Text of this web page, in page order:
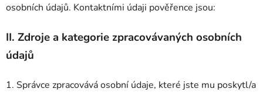
osobních údajů. Kontaktními údaji pověřence jsou:
II. Zdroje a kategorie zpracovávaných osobních
údajů
1. Správce zpracovává osobní údaje, které jste mu poskytl/a